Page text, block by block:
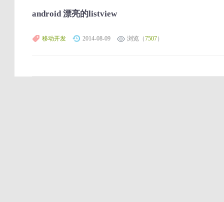
android 漂亮的listview
移动开发 2014-08-09 浏览（7507）